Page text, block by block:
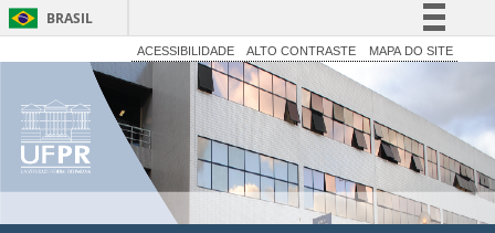
BRASIL
Simplifique!
Comunica BR
Participe
Acesso à informação
Legislação
Canais
ACESSIBILIDADE ALTO CONTRASTE MAPA DO SITE